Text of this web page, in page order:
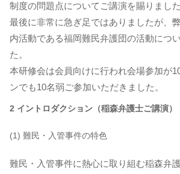
制度の問題点についてご講演を賜りました
最後に非常に急ぎ足ではありましたが、
内活動である福岡難民弁護団の活動につ
た。
本研修会は会員向けに行われ会場参加が
ンでも10名弱ご参加いただきました。
2 イントロダクション（稲森弁護士ご講演）
(1) 難民・入管事件の特色
難民・入管事件に熱心に取り組む稲森弁